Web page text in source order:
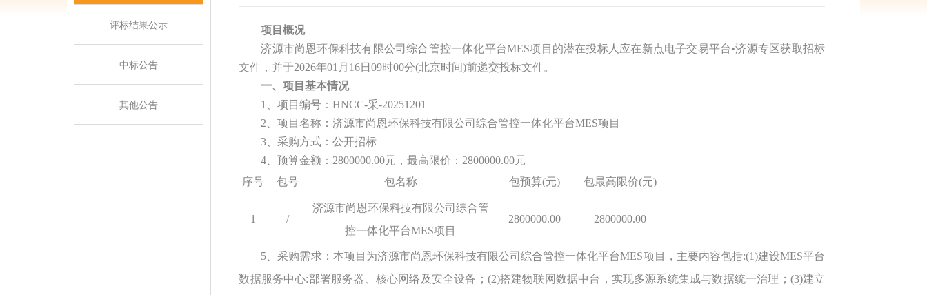
评标结果公示
中标公告
其他公告
项目概况
济源市尚恩环保科技有限公司综合管控一体化平台MES项目的潜在投标人应在新点电子交易平台•济源专区获取招标
文件，并于2026年01月16日09时00分(北京时间)前递交投标文件。
一、项目基本情况
1、项目编号：HNCC-采-20251201
2、项目名称 ：济源市尚恩环保科技有限公司综合管控一体化平台MES项目
3、采购方式：公开招标
4、预算金额：2800000.00元，最高限价：2800000.00元
序号
包号 包名称 包预算(元) 包最高限价(元)
1 /
济源市尚恩环保科技有限公司综合管
控一体化平台MES项目
2800000.00 2800000.00
5、采购需求：本项目为济源市尚恩环保科技有限公司综合管控一体化平台MES项目，主要内容包括:(1)建设MES平台
数据服务中心:部署服务器、核心网络及安全设备；(2)搭建物联网数据中台，实现多源系统集成与数据统一治理；(3)建立